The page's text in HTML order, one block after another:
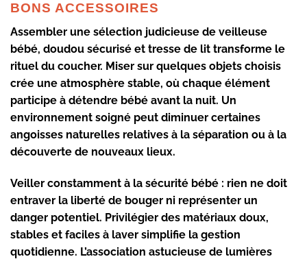
BONS ACCESSOIRES
Assembler une sélection judicieuse de veilleuse
bébé, doudou sécurisé et tresse de lit transforme le
rituel du coucher. Miser sur quelques objets choisis
crée une atmosphère stable, où chaque élément
participe à détendre bébé avant la nuit. Un
environnement soigné peut diminuer certaines
angoisses naturelles relatives à la séparation ou à la
découverte de nouveaux lieux.
Veiller constamment à la sécurité bébé : rien ne doit
entraver la liberté de bouger ni représenter un
danger potentiel. Privilégier des matériaux doux,
stables et faciles à laver simplifie la gestion
quotidienne. L’association astucieuse de lumières